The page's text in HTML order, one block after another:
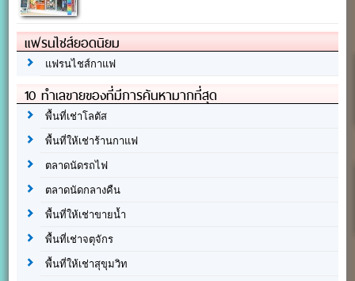
แฟรนไชส์ยอดนิยม
แฟรนไชส์กาแฟ
10 ทำเลขายของที่มีการค้นหามากที่สุด
พื้นที่เช่าโลตัส
พื้นที่ให้เช่าร้านกาแฟ
ตลาดนัดรถไฟ
ตลาดนัดกลางคืน
พื้นที่ให้เช่าขายน้ำ
พื้นที่เช่าจตุจักร
พื้นที่ให้เช่าสุขุมวิท